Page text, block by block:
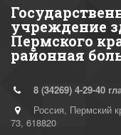
учреждение
Пермского
районная
8 (34269) 4-29-40
Россия, Пермский
73, 618820